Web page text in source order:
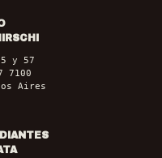
y 57
7100
Aires